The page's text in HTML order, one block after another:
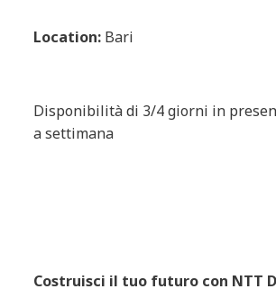
Location: Bari
Disponibilità di 3/4 giorni in
a settimana
Costruisci il tuo futuro con NTT